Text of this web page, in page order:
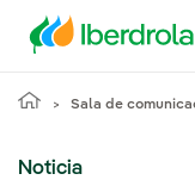
Sala de
Noticia